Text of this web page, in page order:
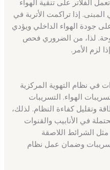
إذا تراكمت الأتربة في
جودة الهواء الداخلي ويؤدي
لذا، من الضروري فحص
لزم الأمر.
في نظام التهوية المركزية
الهواء. التسريبات
وتقليل كفاءة النظام. لذلك،
في الأنابيب والقنوات
الشرائط اللاصقة
وضمان عمل نظام